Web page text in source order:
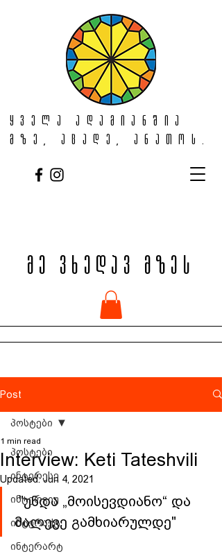
მე ვხედავ მზეს
ყველა ადამიანშია
მზე, აცადე, ანათოს.
Post
პოსტები
ინტერესე
ინტერვიუ
ინტერაქტ
ინტერარტ
პოსტები
Interview: Keti Tateshvili
1 min read
Updated:Jun 4, 2021
"უნდა „მოისევდიანო“ და
მალევე გამხიარულდე"